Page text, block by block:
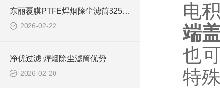
东丽覆膜PTFE焊烟除尘滤筒325*900
2026-02-22
净优过滤 焊烟除尘滤筒优势
2026-02-20
电
端
也
特